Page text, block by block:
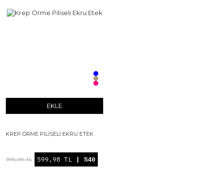
EKLE
KREP ÖRME PILISELI EKRU ETEK
999,99 TL 599,98 TL | %40